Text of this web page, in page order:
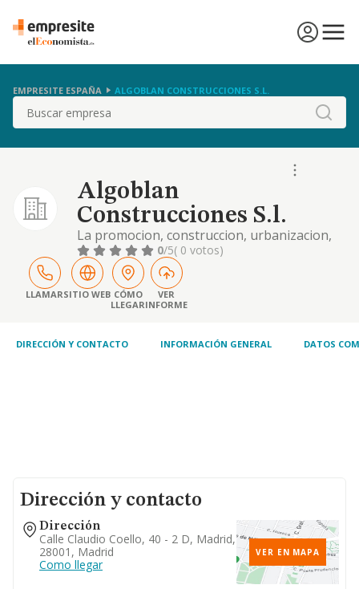
EMPRESITE ESPAÑA ALGOBLAN CONSTRUCCIONES S.L.
Buscar
Algoblan
Construcciones S.l.
La promocion, construccion, urbanizacion,
rehabilitacion, mantenimiento, compraventa
de inmuebles y su explotacion en regimen
de arrendamiento no financiero y otros.
0/5( 0 votos)
LLAMARSITIO WEB CÓMO
LLEGAR
VER
INFORME
DIRECCIÓN Y CONTACTO INFORMACIÓN GENERAL DATOS
Dirección y contacto
Dirección
Calle Claudio Coello, 40 - 2 D, Madrid,
28001, Madrid
Como llegar
VER EN MAPA